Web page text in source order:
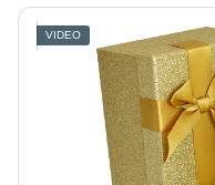
VIDEO